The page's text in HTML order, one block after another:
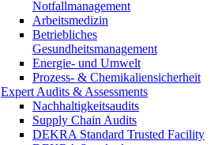
Notfallmanagement
Arbeitsmedizin
Betriebliches
Gesundheitsmanagement
Energie- und Umwelt
Prozess- & Chemikaliensicherheit
Expert Audits & Assessments
Nachhaltigkeitsaudits
Supply Chain Audits
DEKRA Standard Trusted Facility